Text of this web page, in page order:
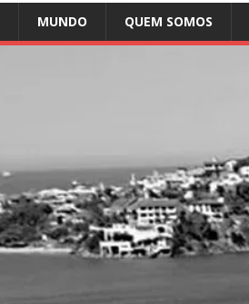
MUNDO QUEM SOMOS